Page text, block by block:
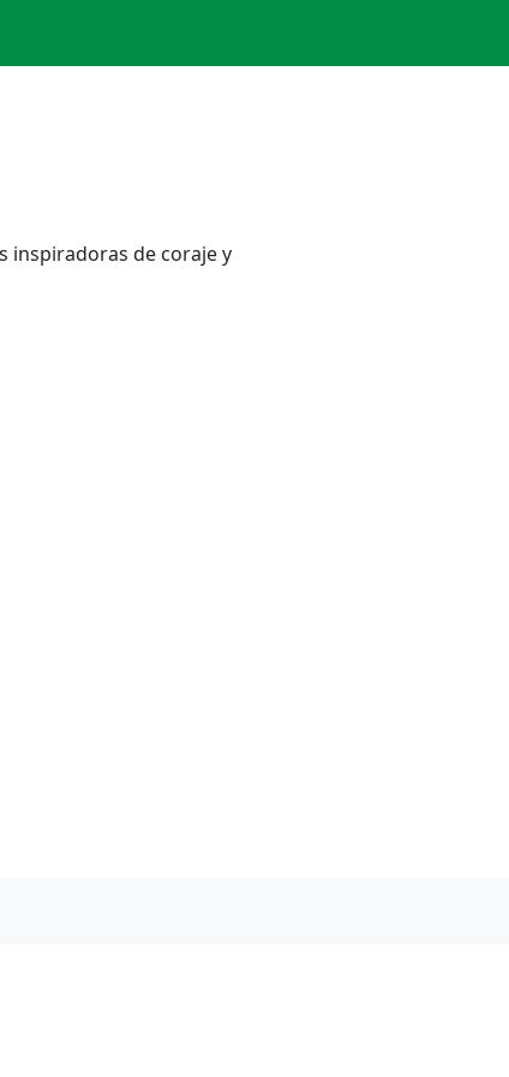
inspiradoras de coraje y